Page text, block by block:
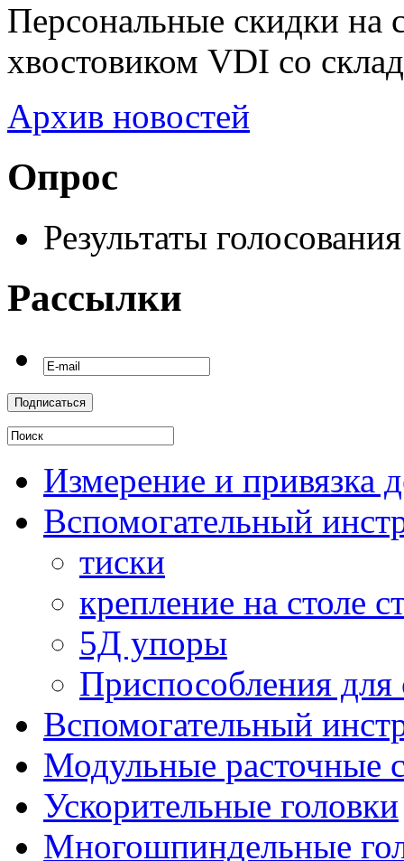
Персональные скидки на
хвостовиком VDI со
Архив новостей
Опрос
Результаты
Рассылки
Измерение и привязка
Вспомогательный
тиски
крепление на столе
5Д упоры
Приспособления для
Вспомогательный
Модульные расточные
Ускорительные головки
Многошпиндельные